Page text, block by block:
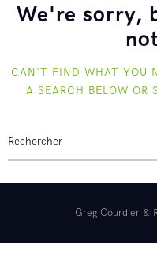
Occasions
Reyt
We're sorry,
CAN'T FIND WHAT YOU
A SEARCH BELOW OR
Greg Courdier &